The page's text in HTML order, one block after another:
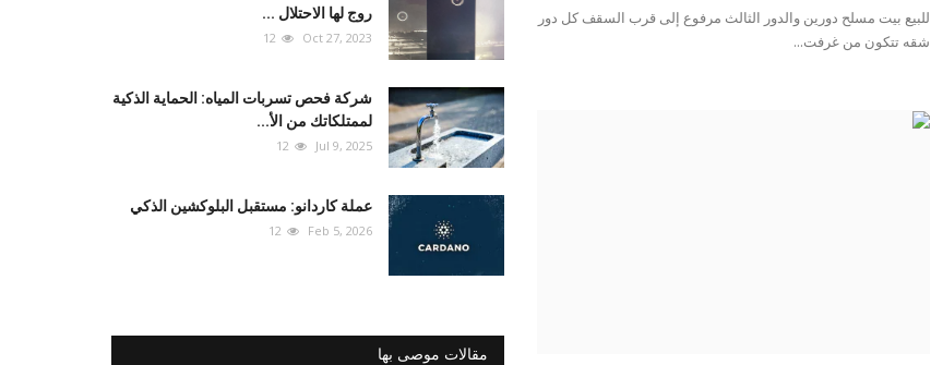
للبيع بيت مسلح دورين والدور الثالث مرفوع إلى قرب السقف كل دور
شقه تتكون من غرفت...
روج لها الاحتلال ...
Oct 27, 2023
12
شركة فحص تسربات المياه: الحماية الذكية
لممتلكاتك من الأ...
Jul 9, 2025
12
عملة كاردانو: مستقبل البلوكشين الذكي
Feb 5, 2026
12
مقالات موصى بها